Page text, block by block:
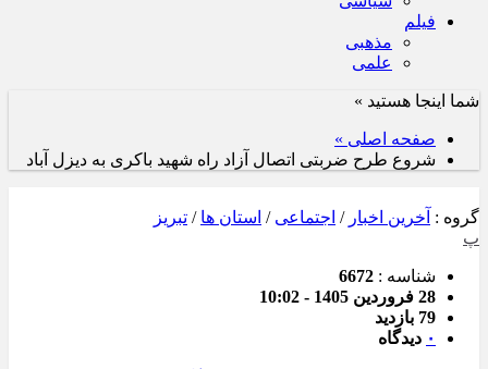
فیلم
مذهبی
علمی
شما اینجا هستید »
صفحه اصلی »
شروع طرح ضربتی اتصال آزاد راه شهید باکری به دیزل آباد
گروه : آخرین اخبار / اجتماعی / استان ها / تبریز
پ
شناسه : 6672
28 فروردین 1405 - 10:02
79 بازدید
۰ دیدگاه